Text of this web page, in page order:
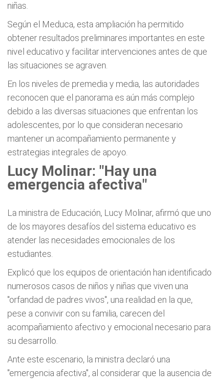
niñas.
Según el Meduca, esta ampliación ha permitido
obtener resultados preliminares importantes en este
nivel educativo y facilitar intervenciones antes de que
las situaciones se agraven.
En los niveles de premedia y media, las autoridades
reconocen que el panorama es aún más complejo
debido a las diversas situaciones que enfrentan los
adolescentes, por lo que consideran necesario
mantener un acompañamiento permanente y
estrategias integrales de apoyo.
Lucy Molinar: "Hay una
emergencia afectiva"
La ministra de Educación, Lucy Molinar, afirmó que uno
de los mayores desafíos del sistema educativo es
atender las necesidades emocionales de los
estudiantes.
Explicó que los equipos de orientación han identificado
numerosos casos de niños y niñas que viven una
"orfandad de padres vivos", una realidad en la que,
pese a convivir con su familia, carecen del
acompañamiento afectivo y emocional necesario para
su desarrollo.
Ante este escenario, la ministra declaró una
"emergencia afectiva", al considerar que la ausencia de